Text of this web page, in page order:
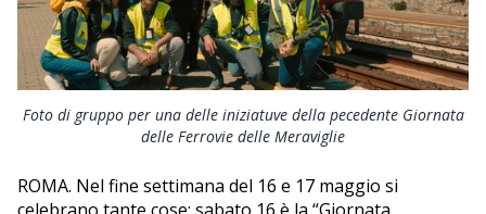
EDITORIALI
Foto di gruppo per una delle iniziatuve della pecedente Giornata
delle Ferrovie delle Meraviglie
ROMA. Nel fine settimana del 16 e 17 maggio si